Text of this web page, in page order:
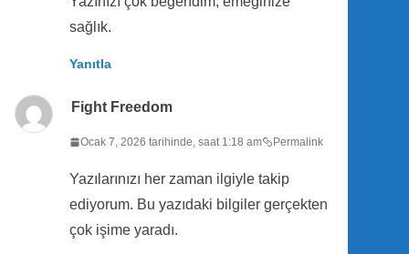
sağlık.
Yanıtla
Fight Freedom
Ocak 7, 2026 tarihinde, saat 1:18 am Permalink
Yazılarınızı her zaman ilgiyle takip
ediyorum. Bu yazıdaki bilgiler gerçekten
çok işime yaradı.